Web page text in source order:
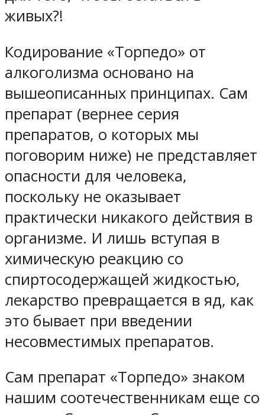
живых?!
Кодирование «Торпедо» от
алкоголизма основано на
вышеописанных принципах. Сам
препарат (вернее серия
препаратов, о которых мы
поговорим ниже) не представляет
опасности для человека,
поскольку не оказывает
практически никакого действия в
организме. И лишь вступая в
химическую реакцию со
спиртосодержащей жидкостью,
лекарство превращается в яд, как
это бывает при введении
несовместимых препаратов.
Сам препарат «Торпедо» знаком
нашим соотечественникам еще со